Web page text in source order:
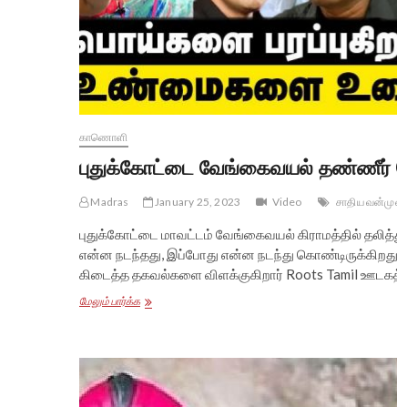
காணொளி
புதுக்கோட்டை வேங்கைவயல் தண்ணீர்
Madras January 25, 2023 Video சாதிய
புதுக்கோட்டை மாவட்டம் வேங்கைவயல் கிராமத்தில்
என்ன நடந்தது, இப்போது என்ன நடந்து
கிடைத்த தகவல்களை விளக்குகிறார் Roots Tamil
மேலும் பார்க்கபுதுக்கோட்டை
விவகாரம்
–
முழுமையான